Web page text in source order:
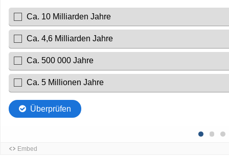
Ca. 10 Milliarden Jahre
Ca. 4,6 Milliarden Jahre
Ca. 500 000 Jahre
Ca. 5 Millionen Jahre
Überprüfen
Embed